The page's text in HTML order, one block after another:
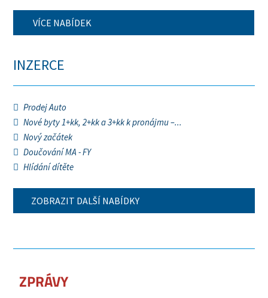
VÍCE NABÍDEK
INZERCE
Prodej Auto
Nové byty 1+kk, 2+kk a 3+kk k pronájmu –...
Nový začátek
Doučování MA - FY
Hlídání dítěte
ZOBRAZIT DALŠÍ NABÍDKY
ZPRÁVY